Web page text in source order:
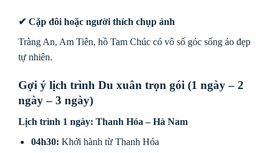
✔ Cặp đôi hoặc người thích chụp ảnh
Tràng An, Am Tiên, hồ Tam Chúc có vô số góc sống ảo đẹp
tự nhiên.
Gợi ý lịch trình Du xuân trọn gói (1 ngày – 2
ngày – 3 ngày)
Lịch trình 1 ngày: Thanh Hóa – Hà Nam
04h30: Khởi hành từ Thanh Hóa